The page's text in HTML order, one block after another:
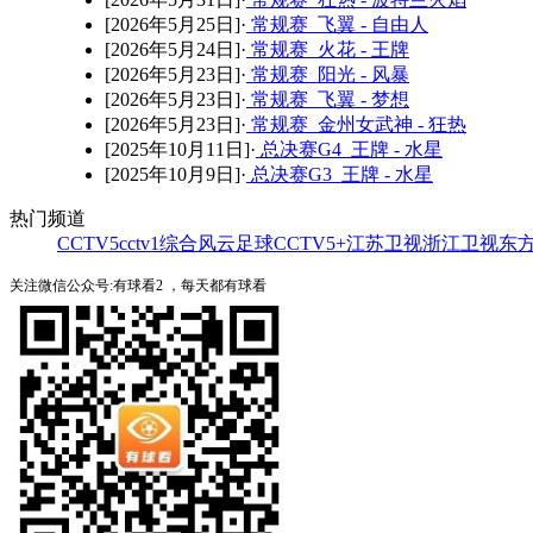
[2026年5月25日]· 常规赛 飞翼 - 自由人
[2026年5月24日]· 常规赛 火花 - 王牌
[2026年5月23日]· 常规赛 阳光 - 风暴
[2026年5月23日]· 常规赛 飞翼 - 梦想
[2026年5月23日]· 常规赛 金州女武神 - 狂热
[2025年10月11日]· 总决赛G4 王牌 - 水星
[2025年10月9日]· 总决赛G3 王牌 - 水星
热门频道
CCTV5cctv1综合风云足球CCTV5+江苏卫视浙江卫视东
关注微信公众号:有球看2 ，每天都有球看